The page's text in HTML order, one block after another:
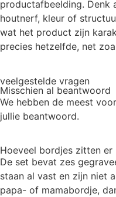
productafbeelding. Denk
houtnerf, kleur of
wat het product zijn
precies hetzelfde, net
veelgestelde vragen
Misschien al beantwoord
We hebben de meest
jullie beantwoord.
Hoeveel bordjes zitten er
De set bevat zes
staan al vast en zijn niet
papa- of mamabordje,